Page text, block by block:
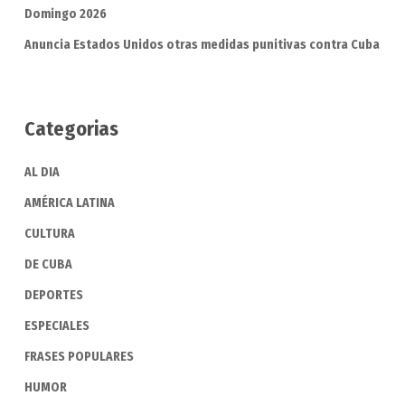
Domingo 2026
Anuncia Estados Unidos otras medidas punitivas contra Cuba
Categorias
AL DIA
AMÉRICA LATINA
CULTURA
DE CUBA
DEPORTES
ESPECIALES
FRASES POPULARES
HUMOR